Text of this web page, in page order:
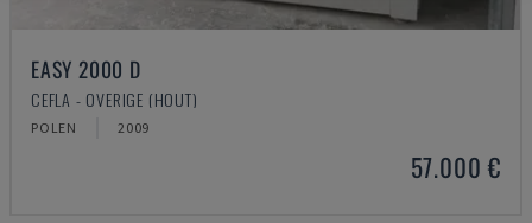
EASY 2000 D
CEFLA - OVERIGE (HOUT)
POLEN 2009
57.000 €